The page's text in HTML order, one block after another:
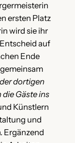
ersten Platz
wird sie ihr
auf
Ende
dortigen
Gäste ins
Künstlern
und
Ergänzend